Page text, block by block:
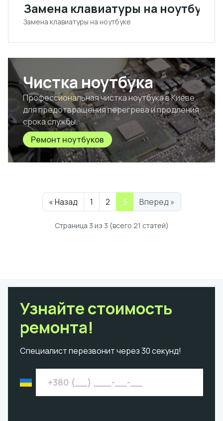
Замена клавиатуры на ноутбуке
Замена клавиатуры на ноутбуке
Чистка ноутбука
Профессиональная чистка ноутбука в Киеве
для предотвращения перегрева и продления
срока службы.
Ремонт ноутбуков
« Назад 1 2 3(текущая)
Вперед »
Страница 3 из 3 (всего 21 статей)
Узнайте стоимость
ремонта!
Специалист перезвонит через 30 секунд!